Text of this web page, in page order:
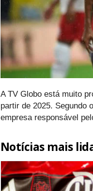
A TV Globo está muito
partir de 2025. Segundo
empresa responsável
Notícias mais